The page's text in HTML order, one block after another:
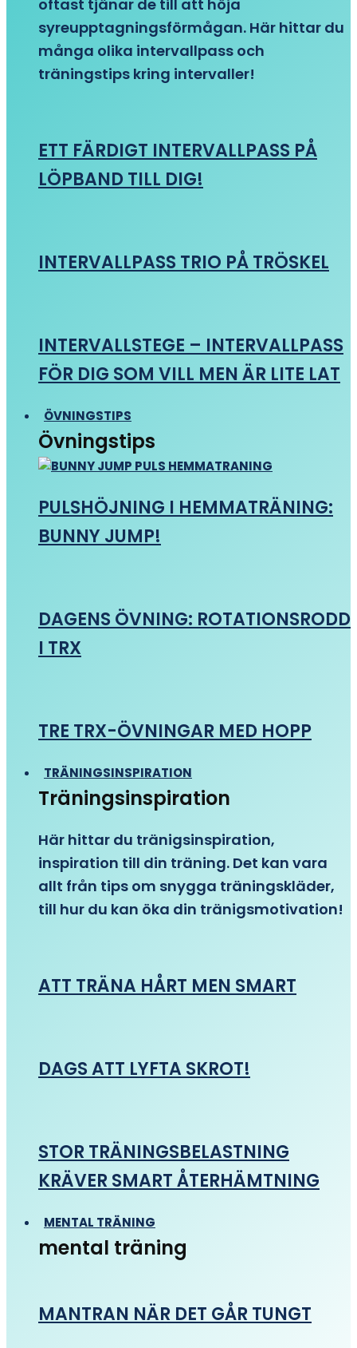
oftast tjänar de till att höja
syreupptagningsförmågan. Här hittar du
många olika intervallpass och
träningstips kring intervaller!
ETT FÄRDIGT INTERVALLPASS PÅ
LÖPBAND TILL DIG!
INTERVALLPASS TRIO PÅ TRÖSKEL
INTERVALLSTEGE – INTERVALLPASS
FÖR DIG SOM VILL MEN ÄR LITE LAT
ÖVNINGSTIPS
Övningstips
PULSHÖJNING I HEMMATRÄNING:
BUNNY JUMP!
DAGENS ÖVNING: ROTATIONSRODD
I TRX
TRE TRX-ÖVNINGAR MED HOPP
TRÄNINGSINSPIRATION
Träningsinspiration
Här hittar du tränigsinspiration,
inspiration till din träning. Det kan vara
allt från tips om snygga träningskläder,
till hur du kan öka din tränigsmotivation!
ATT TRÄNA HÅRT MEN SMART
DAGS ATT LYFTA SKROT!
STOR TRÄNINGSBELASTNING
KRÄVER SMART ÅTERHÄMTNING
MENTAL TRÄNING
mental träning
MANTRAN NÄR DET GÅR TUNGT